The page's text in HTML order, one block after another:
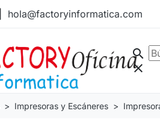
hola@factoryinformatica.com
search
clear
Impresoras y Escáneres